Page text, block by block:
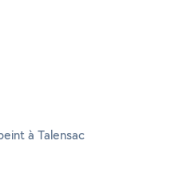
à Talensac